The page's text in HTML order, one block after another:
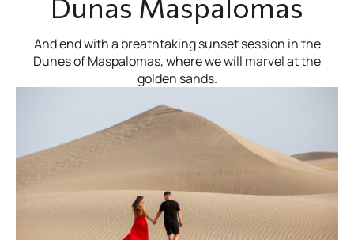
And end with a breathtaking sunset session in the
Dunes of Maspalomas, where we will marvel at the
golden sands.